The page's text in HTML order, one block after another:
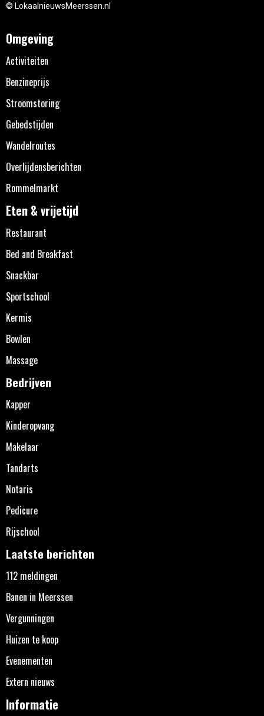
© LokaalnieuwsMeerssen.nl
Omgeving
Activiteiten
Benzineprijs
Stroomstoring
Gebedstijden
Wandelroutes
Overlijdensberichten
Rommelmarkt
Eten & vrijetijd
Restaurant
Bed and Breakfast
Snackbar
Sportschool
Kermis
Bowlen
Massage
Bedrijven
Kapper
Kinderopvang
Makelaar
Tandarts
Notaris
Pedicure
Rijschool
Laatste berichten
112 meldingen
Banen in Meerssen
Vergunningen
Huizen te koop
Evenementen
Extern nieuws
Informatie